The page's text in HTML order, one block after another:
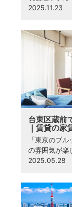
2025.11.23
台東区蔵前
｜賃貸の家
「東京のブ
の雰囲気が
2025.05.28